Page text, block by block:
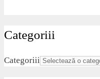
Categoriii
Categoriii